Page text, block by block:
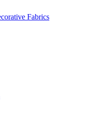
Fabrics